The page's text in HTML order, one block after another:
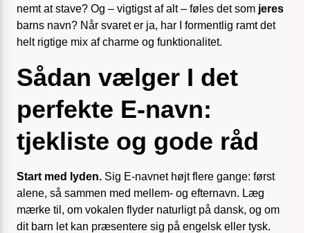
nemt at stave? Og – vigtigst af alt – føles det som jeres
barns navn? Når svaret er ja, har I formentlig ramt det
helt rigtige mix af charme og funktionalitet.
Sådan vælger I det
perfekte E-navn:
tjekliste og gode råd
Start med lyden. Sig E-navnet højt flere gange: først
alene, så sammen med mellem- og efternavn. Læg
mærke til, om vokalen flyder naturligt på dansk, og om
dit barn let kan præsentere sig på engelsk eller tysk.